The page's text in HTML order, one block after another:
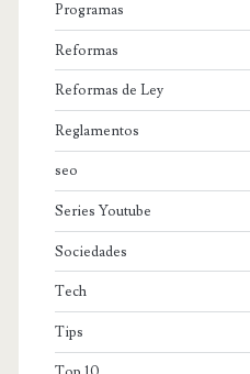
Programas
Reformas
Reformas de Ley
Reglamentos
seo
Series Youtube
Sociedades
Tech
Tips